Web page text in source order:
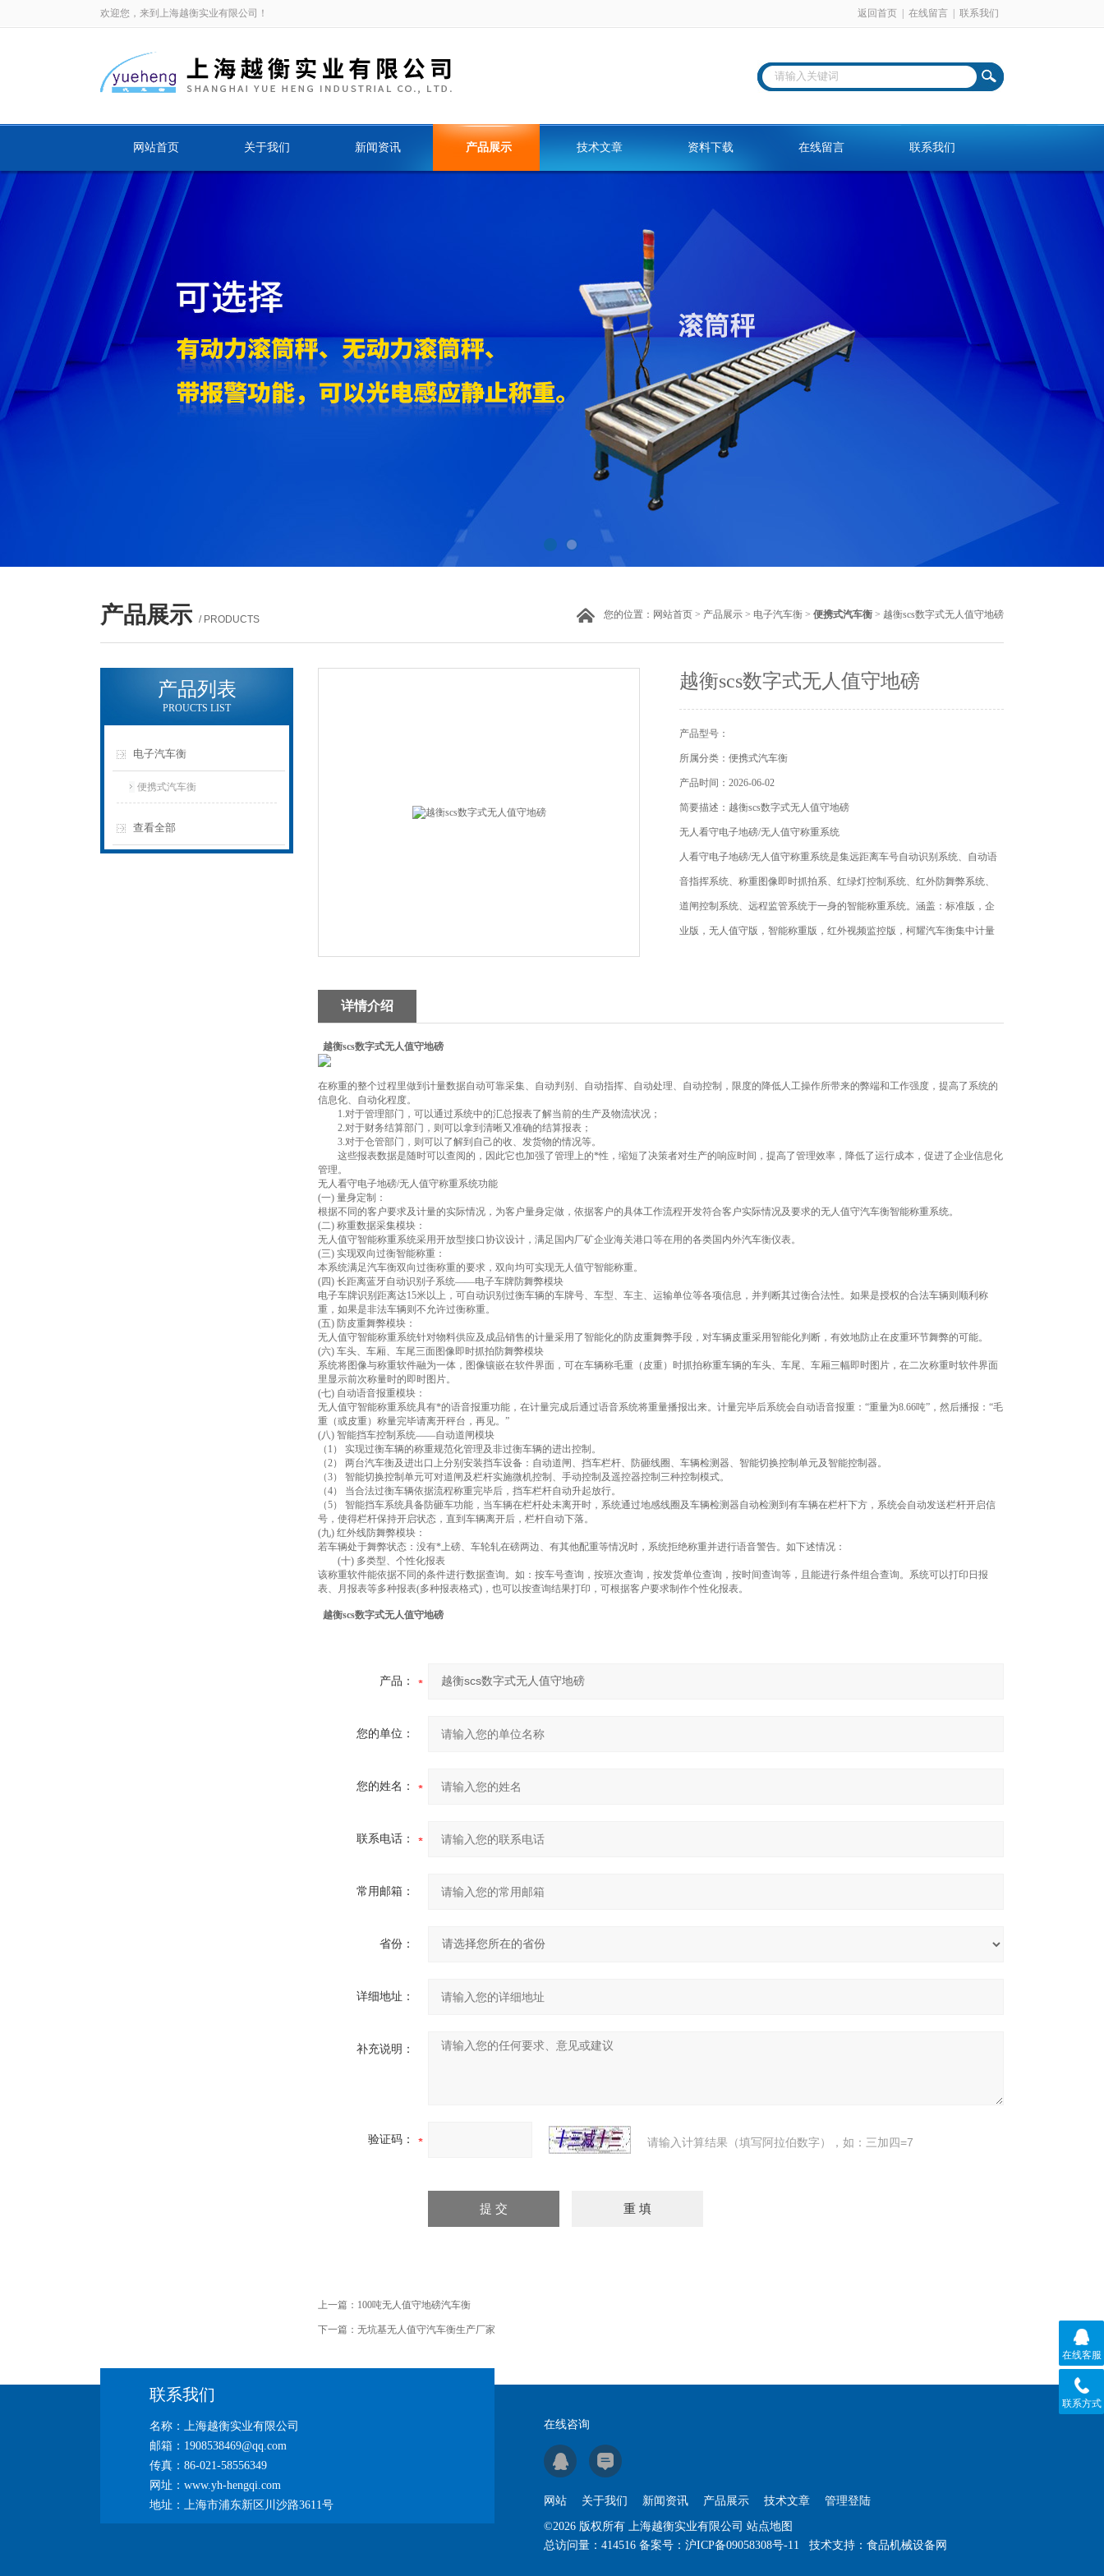
欢迎您，来到上海越衡实业有限公司！ 返回首页 在线留言 联系我们
网站首页 关于我们 新闻资讯 产品展示 技术文章 资料下载 在线留言 联系我们
产品展示 / PRODUCTS 您的位置： 网站首页 > 产品展示 > 电子汽车衡 > 便携式汽车衡 > 越衡scs数字式无人值守地磅
产品列表
PROUCTS LIST
电子汽车衡
便携式汽车衡
查看全部
越衡scs数字式无人值守地磅
产品型号：
所属分类：便携式汽车衡
产品时间：2026-06-02
简要描述：越衡scs数字式无人值守地磅
无人看守电子地磅/无人值守称重系统
人看守电子地磅/无人值守称重系统是集远距离车号自动识别系统、自动语
音指挥系统、称重图像即时抓拍系、红绿灯控制系统、红外防舞弊系统、
道闸控制系统、远程监管系统于一身的智能称重系统。涵盖：标准版，企
业版，无人值守版，智能称重版，红外视频监控版，柯耀汽车衡集中计量
详情介绍
越衡scs数字式无人值守地磅
在称重的整个过程里做到计量数据自动可靠采集、自动判别、自动指挥、自动处理、自动控制，限度的降低人工操作所带来的弊端和工作强度，提高了系统的
信息化、自动化程度。
1.对于管理部门，可以通过系统中的汇总报表了解当前的生产及物流状况；
2.对于财务结算部门，则可以拿到清晰又准确的结算报表；
3.对于仓管部门，则可以了解到自己的收、发货物的情况等。
这些报表数据是随时可以查阅的，因此它也加强了管理上的*性，缩短了决策者对生产的响应时间，提高了管理效率，降低了运行成本，促进了企业信息化
管理。
无人看守电子地磅/无人值守称重系统功能
(一) 量身定制：
根据不同的客户要求及计量的实际情况，为客户量身定做，依据客户的具体工作流程开发符合客户实际情况及要求的无人值守汽车衡智能称重系统。
(二) 称重数据采集模块：
无人值守智能称重系统采用开放型接口协议设计，满足国内厂矿企业海关港口等在用的各类国内外汽车衡仪表。
(三) 实现双向过衡智能称重：
本系统满足汽车衡双向过衡称重的要求，双向均可实现无人值守智能称重。
(四) 长距离蓝牙自动识别子系统——电子车牌防舞弊模块
电子车牌识别距离达15米以上，可自动识别过衡车辆的车牌号、车型、车主、运输单位等各项信息，并判断其过衡合法性。如果是授权的合法车辆则顺利称
重，如果是非法车辆则不允许过衡称重。
(五) 防皮重舞弊模块：
无人值守智能称重系统针对物料供应及成品销售的计量采用了智能化的防皮重舞弊手段，对车辆皮重采用智能化判断，有效地防止在皮重环节舞弊的可能。
(六) 车头、车厢、车尾三面图像即时抓拍防舞弊模块
系统将图像与称重软件融为一体，图像镶嵌在软件界面，可在车辆称毛重（皮重）时抓拍称重车辆的车头、车尾、车厢三幅即时图片，在二次称重时软件界面
里显示前次称量时的即时图片。
(七) 自动语音报重模块：
无人值守智能称重系统具有*的语音报重功能，在计量完成后通过语音系统将重量播报出来。计量完毕后系统会自动语音报重：“重量为8.66吨”，然后播报：“毛
重（或皮重）称量完毕请离开秤台，再见。”
(八) 智能挡车控制系统——自动道闸模块
（1） 实现过衡车辆的称重规范化管理及非过衡车辆的进出控制。
（2） 两台汽车衡及进出口上分别安装挡车设备：自动道闸、挡车栏杆、防砸线圈、车辆检测器、智能切换控制单元及智能控制器。
（3） 智能切换控制单元可对道闸及栏杆实施微机控制、手动控制及遥控器控制三种控制模式。
（4） 当合法过衡车辆依据流程称重完毕后，挡车栏杆自动升起放行。
（5） 智能挡车系统具备防砸车功能，当车辆在栏杆处未离开时，系统通过地感线圈及车辆检测器自动检测到有车辆在栏杆下方，系统会自动发送栏杆开启信
号，使得栏杆保持开启状态，直到车辆离开后，栏杆自动下落。
(九) 红外线防舞弊模块：
若车辆处于舞弊状态：没有*上磅、车轮轧在磅两边、有其他配重等情况时，系统拒绝称重并进行语音警告。如下述情况：
(十) 多类型、个性化报表
该称重软件能依据不同的条件进行数据查询。如：按车号查询，按班次查询，按发货单位查询，按时间查询等，且能进行条件组合查询。系统可以打印日报
表、月报表等多种报表(多种报表格式)，也可以按查询结果打印，可根据客户要求制作个性化报表。
越衡scs数字式无人值守地磅
产品：
您的单位：
您的姓名：
联系电话：
常用邮箱：
省份：
详细地址：
补充说明：
验证码： 请输入计算结果（填写阿拉伯数字），如：三加四=7
上一篇： 100吨无人值守地磅汽车衡
下一篇： 无坑基无人值守汽车衡生产厂家
联系我们
名称：上海越衡实业有限公司
邮箱：1908538469@qq.com
传真：86-021-58556349
网址：www.yh-hengqi.com
地址：上海市浦东新区川沙路3611号
在线咨询
网站 关于我们 新闻资讯 产品展示 技术文章 管理登陆
©2026 版权所有 上海越衡实业有限公司 站点地图
总访问量： 414516 备案号： 沪ICP备09058308号-11 技术支持： 食品机械设备网
在线客服
联系方式